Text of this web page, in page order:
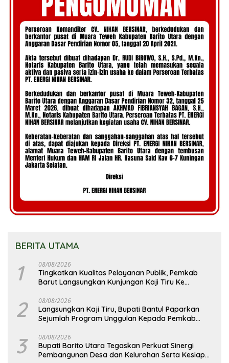
BERITA UTAMA
1 08/08/2026
Tingkatkan Kualitas Pelayanan Publik, Pemkab
Barut Langsungkan Kunjungan Kaji Tiru Ke
2 08/08/2026
Langsungkan Kaji Tiru, Bupati Bantul Paparkan
Sejumlah Program Unggulan Kepada Pemkab
3 08/08/2026
Bupati Barito Utara Tegaskan Perkuat Sinergi
Pembangunan Desa dan Kelurahan Serta Kesiapan